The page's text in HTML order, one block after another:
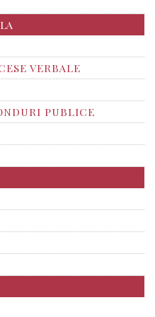
VERBALE
PUBLICE